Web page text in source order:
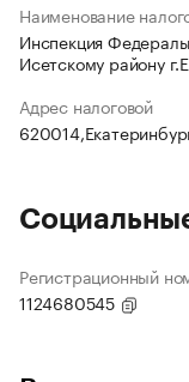
Наименование
Инспекция
Исетскому району
Адрес налоговой
Регистрационный
1124680545